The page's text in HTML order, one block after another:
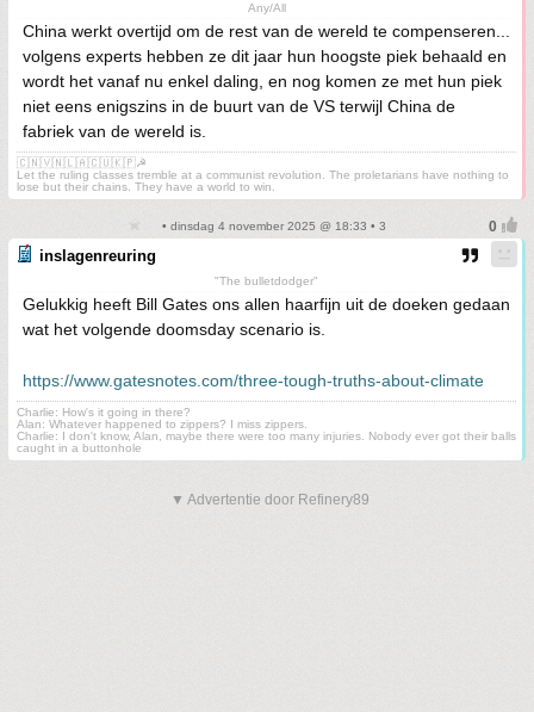
Any/All
China werkt overtijd om de rest van de wereld te compenseren...
volgens experts hebben ze dit jaar hun hoogste piek behaald en
wordt het vanaf nu enkel daling, en nog komen ze met hun piek
niet eens enigszins in de buurt van de VS terwijl China de
fabriek van de wereld is.
🇨🇳🇻🇳🇱🇦🇨🇺🇰🇵☭
Let the ruling classes tremble at a communist revolution. The proletarians have nothing to
lose but their chains. They have a world to win.
• dinsdag 4 november 2025 @ 18:33 • 3
inslagenreuring
"The bulletdodger"
Gelukkig heeft Bill Gates ons allen haarfijn uit de doeken gedaan
wat het volgende doomsday scenario is.
https://www.gatesnotes.com/three-tough-truths-about-climate
Charlie: How's it going in there?
Alan: Whatever happened to zippers? I miss zippers.
Charlie: I don't know, Alan, maybe there were too many injuries. Nobody ever got their balls
caught in a buttonhole
▼ Advertentie door Refinery89